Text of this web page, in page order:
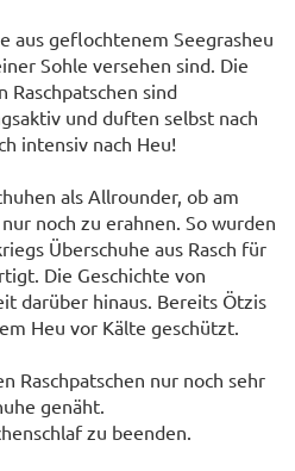
aus geflochtenem Seegrasheu
Sohle versehen sind. Die
Raschpatschen sind
und duften selbst nach
intensiv nach Heu!
als Allrounder, ob am
noch zu erahnen. So wurden
Überschuhe aus Rasch für
Die Geschichte von
darüber hinaus. Bereits Ötzis
Heu vor Kälte geschützt.
Raschpatschen nur noch sehr
genäht.
zu beenden.